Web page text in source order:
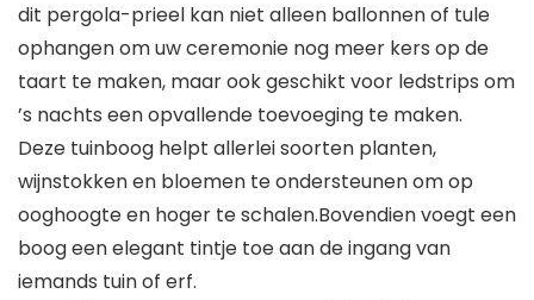
dit pergola-prieel kan niet alleen ballonnen of tule
ophangen om uw ceremonie nog meer kers op de
taart te maken, maar ook geschikt voor ledstrips om
’s nachts een opvallende toevoeging te maken.
Deze tuinboog helpt allerlei soorten planten,
wijnstokken en bloemen te ondersteunen om op
ooghoogte en hoger te schalen.Bovendien voegt een
boog een elegant tintje toe aan de ingang van
iemands tuin of erf.